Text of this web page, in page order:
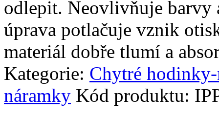
odlepit. Neovlivňuje barvy
úprava potlačuje vznik
materiál dobře tlumí a
Kategorie: Chytré
náramky Kód produktu: